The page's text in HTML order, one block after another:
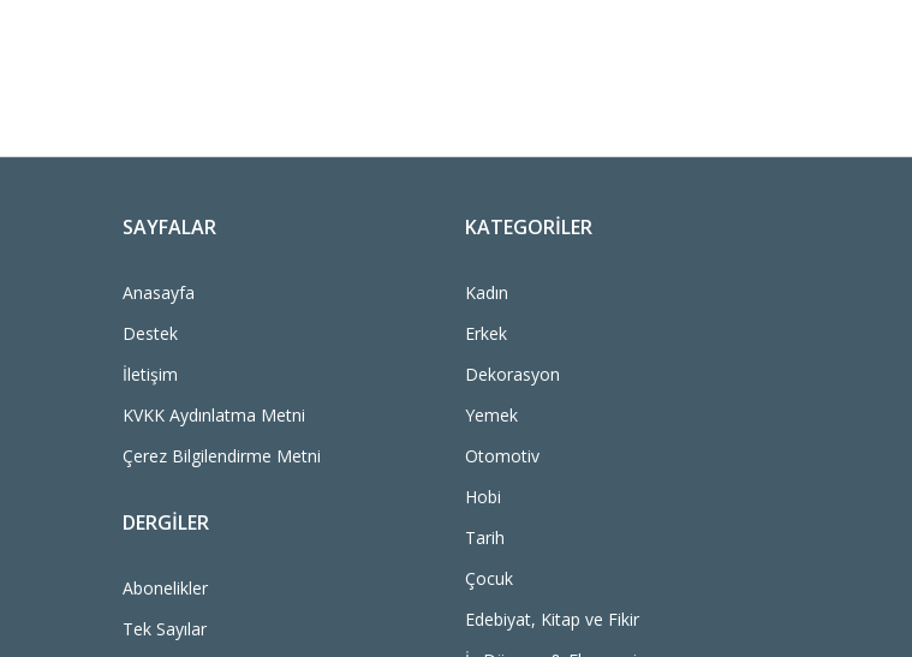
SAYFALAR
Anasayfa
Destek
İletişim
KVKK Aydınlatma Metni
Çerez Bilgilendirme Metni
DERGILER
Abonelikler
Tek Sayılar
KATEGORILER
Kadın
Erkek
Dekorasyon
Yemek
Otomotiv
Hobi
Tarih
Çocuk
Edebiyat, Kitap ve Fikir